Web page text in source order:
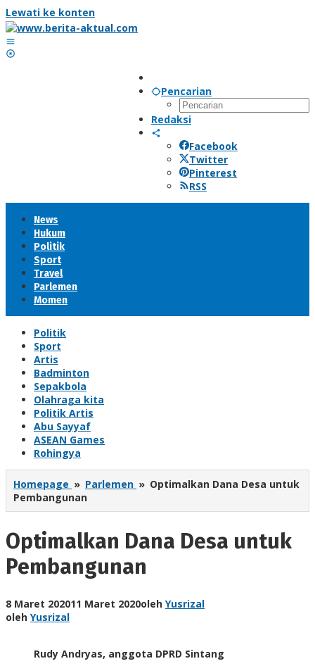
Lewati ke konten
Pencarian
Redaksi
Facebook
Twitter
Pinterest
RSS
News
Hukum
Politik
Sport
Travel
Parlemen
Momen
Politik
Sport
Artis
Badminton
Sepakbola
Olahraga kita
Politik Artis
Abu Sayyaf
ASEAN Games
Rohingya
Homepage » Parlemen » Optimalkan Dana Desa untuk
Pembangunan
Optimalkan Dana Desa untuk
Pembangunan
8 Maret 202011 Maret 2020oleh Yusrizal
oleh Yusrizal
Rudy Andryas, anggota DPRD Sintang